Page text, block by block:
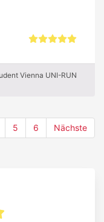
Vienna UNI-RUN
5 6 Nächste